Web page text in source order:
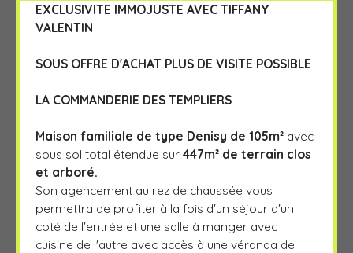
EXCLUSIVITE IMMOJUSTE AVEC TIFFANY
VALENTIN
SOUS OFFRE D'ACHAT PLUS DE VISITE POSSIBLE
LA COMMANDERIE DES TEMPLIERS
Maison familiale de type Denisy de 105m² avec
sous sol total étendue sur 447m² de terrain clos
et arboré.
Son agencement au rez de chaussée vous
permettra de profiter à la fois d'un séjour d'un
coté de l'entrée et une salle à manger avec
cuisine de l'autre avec accès à une véranda de